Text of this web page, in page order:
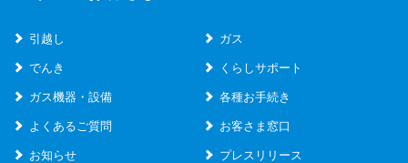
引越し ガス
でんき くらしサポート
ガス機器・設備 各種お手続き
よくあるご質問 お客さま窓口
お知らせ プレスリリース